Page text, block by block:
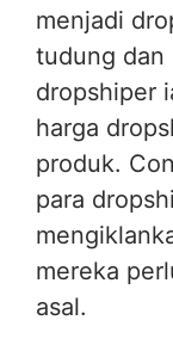
menjadi
tudung dan
dropshiper
harga
produk.
para
mereka
asal.